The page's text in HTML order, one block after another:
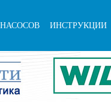
ИНСТРУКЦИИ